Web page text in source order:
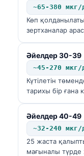
~65-380 мкг/
Көп
зертханалар
Әйелдер 30-39
~45-270 мкг/
Күтілетін
тарихы бір ғана
Әйелдер 40-49
~32-240 мкг/
25 жаста
мағыналы